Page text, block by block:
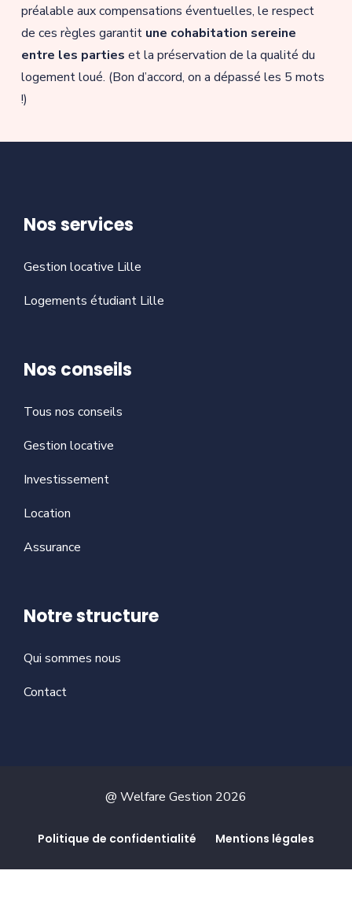
préalable aux compensations éventuelles, le respect
de ces règles garantit une cohabitation sereine
entre les parties et la préservation de la qualité du
logement loué. (Bon d’accord, on a dépassé les 5 mots
!)
Nos services
Gestion locative Lille
Logements étudiant Lille
Nos conseils
Tous nos conseils
Gestion locative
Investissement
Location
Assurance
Notre structure
Qui sommes nous
Contact
@ Welfare Gestion 2026
Politique de confidentialité Mentions légales